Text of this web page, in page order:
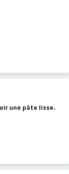
une pâte lisse.